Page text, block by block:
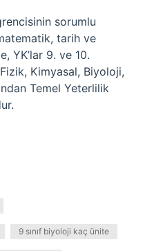
sorumlu
tarih ve
YK’lar 9. ve 10.
Kimyasal, Biyoloji,
Temel Yeterlilik
9 sınıf biyoloji kaç ünite